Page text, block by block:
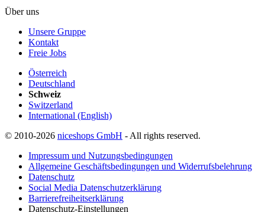
Über uns
Unsere Gruppe
Kontakt
Freie Jobs
Österreich
Deutschland
Schweiz
Switzerland
International (English)
© 2010-2026 niceshops GmbH - All rights reserved.
Impressum und Nutzungsbedingungen
Allgemeine Geschäftsbedingungen und Widerrufsbelehrung
Datenschutz
Social Media Datenschutzerklärung
Barrierefreiheitserklärung
Datenschutz-Einstellungen